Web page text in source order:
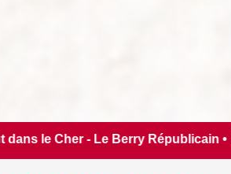
manquer à Bourges ce